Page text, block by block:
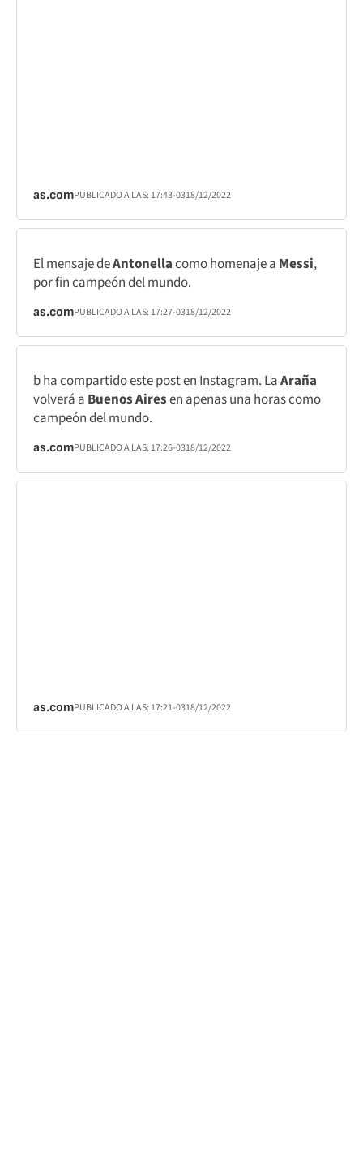
as.comPUBLICADO A LAS: 17:43-0318/12/2022
El mensaje deAntonellacomo homenaje a Messi,
por fin campeón del mundo.
as.comPUBLICADO A LAS: 17:27-0318/12/2022
b ha compartido este post en Instagram. LaAraña
volverá a Buenos Airesen apenas una horas como
campeón del mundo.
as.comPUBLICADO A LAS: 17:26-0318/12/2022
as.comPUBLICADO A LAS: 17:21-0318/12/2022